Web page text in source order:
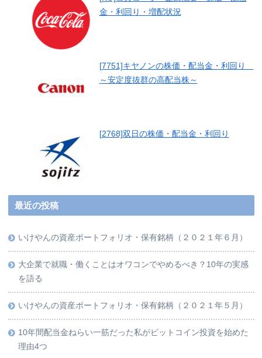
金・利回り・増配状況
[7751]キヤノンの株価・配当金・利回り
～安定度抜群の高配当株～
[2768]双日の株価・配当金・利回り
最近の投稿
いけやんの資産ポートフォリオ・保有銘柄（２０２１年６月）
大企業で就職・働くことはオワコンでやめるべき？10年の実感
を語る
いけやんの資産ポートフォリオ・保有銘柄（２０２１年５月）
10年間配当金ねらい一筋だった私がビットコイン投資を始めた
理由4つ